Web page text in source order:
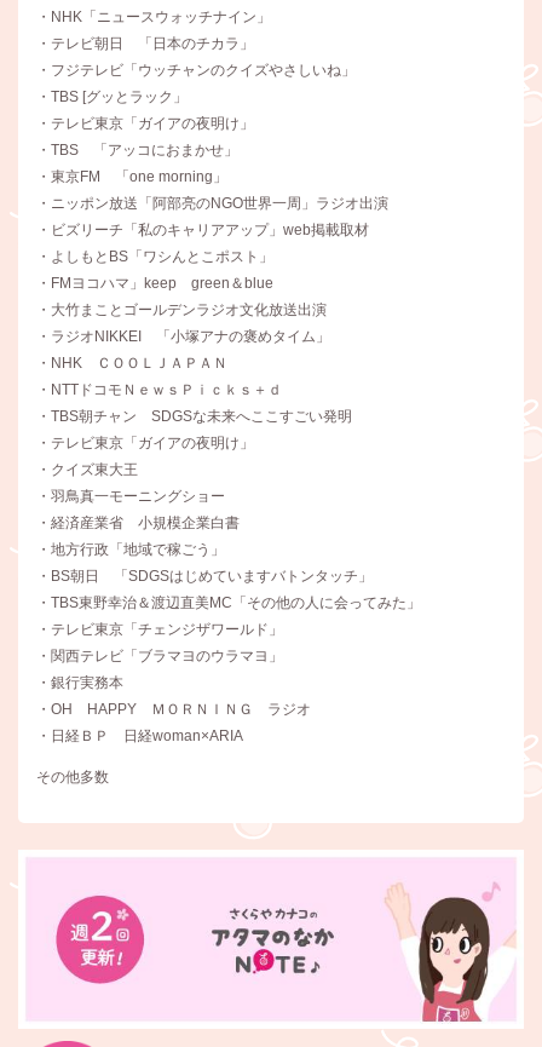
・NHK「ニュースウォッチナイン」
・テレビ朝日 「日本のチカラ」
・フジテレビ「ウッチャンのクイズやさしいね」
・TBS [グッとラック」
・テレビ東京「ガイアの夜明け」
・TBS 「アッコにおまかせ」
・東京FM 「one morning」
・ニッポン放送「阿部亮のNGO世界一周」ラジオ出演
・ビズリーチ「私のキャリアアップ」web掲載取材
・よしもとBS「ワシんとこポスト」
・FMヨコハマ」keep green＆blue
・大竹まことゴールデンラジオ文化放送出演
・ラジオNIKKEI 「小塚アナの褒めタイム」
・NHK ＣＯＯＬＪＡＰＡＮ
・NTTドコモＮｅｗｓＰｉｃｋｓ＋ｄ
・TBS朝チャン SDGSな未来へここすごい発明
・テレビ東京「ガイアの夜明け」
・クイズ東大王
・羽鳥真一モーニングショー
・経済産業省 小規模企業白書
・地方行政「地域で稼ごう」
・BS朝日 「SDGSはじめていますバトンタッチ」
・TBS東野幸治＆渡辺直美MC「その他の人に会ってみた」
・テレビ東京「チェンジザワールド」
・関西テレビ「ブラマヨのウラマヨ」
・銀行実務本
・OH HAPPY ＭＯＲＮＩＮＧ ラジオ
・日経ＢＰ 日経woman×ARIA
その他多数